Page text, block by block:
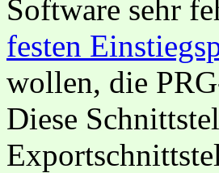
Software sehr
festen
wollen, die
Diese